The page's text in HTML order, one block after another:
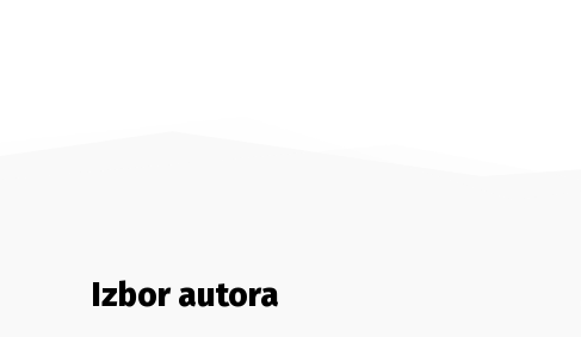
Izbor autora